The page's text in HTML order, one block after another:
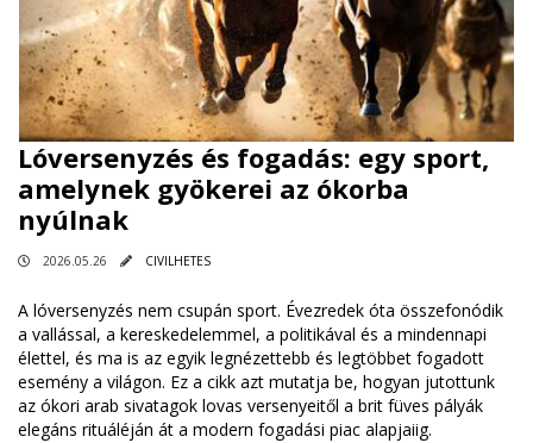
Lóversenyzés és fogadás: egy sport,
amelynek gyökerei az ókorba
nyúlnak
2026.05.26 CIVILHETES
A lóversenyzés nem csupán sport. Évezredek óta összefonódik
a vallással, a kereskedelemmel, a politikával és a mindennapi
élettel, és ma is az egyik legnézettebb és legtöbbet fogadott
esemény a világon. Ez a cikk azt mutatja be, hogyan jutottunk
az ókori arab sivatagok lovas versenyeitől a brit füves pályák
elegáns rituáléján át a modern fogadási piac alapjaiig.